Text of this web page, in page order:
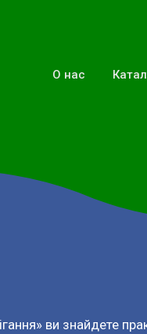
О нас
ви знайдете